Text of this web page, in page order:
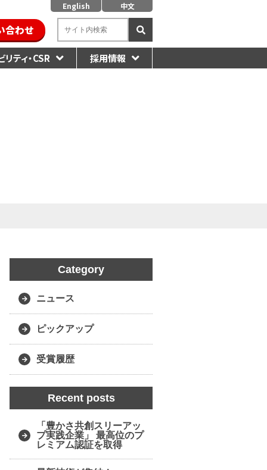
English 中文
合わせ
ティ・CSR 採用情報
Category
ニュース
ピックアップ
受賞履歴
Recent posts
「豊かさ共創スリーアッ
プ実践企業」 最高位のプ
レミアム認証を取得